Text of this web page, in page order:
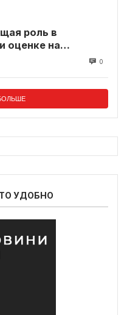
роль в
оценке на
0
УДОБНО